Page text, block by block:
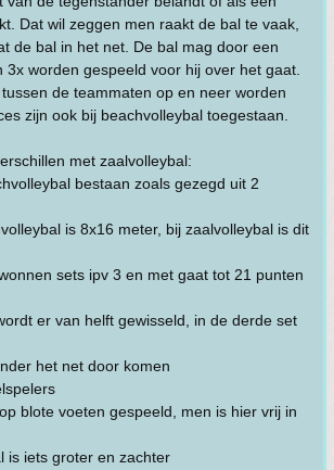
Dat wil zeggen men raakt de bal te vaak,
de bal in het net. De bal mag door een
worden gespeeld voor hij over het gaat.
de teammaten op en neer worden
zijn ook bij beachvolleybal toegestaan.
met zaalvolleybal:
bestaan zoals gezegd uit 2
is 8x16 meter, bij zaalvolleybal is dit
sets ipv 3 en met gaat tot 21 punten
er van helft gewisseld, in de derde set
het net door komen
blote voeten gespeeld, men is hier vrij in
is iets groter en zachter